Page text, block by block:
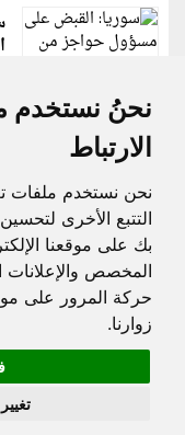
نحنُ نستخدم
الارتباط
نحن نستخدم ملفات
التتبع الأخرى
بك على موقعنا
المخصص والإعلانات
حركة المرور على
زوارنا.
جميع الحقوق